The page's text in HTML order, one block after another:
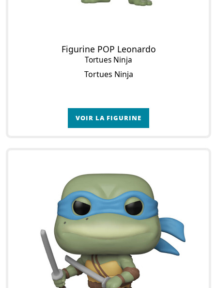
Figurine POP Leonardo
Tortues Ninja
Tortues Ninja
VOIR LA FIGURINE